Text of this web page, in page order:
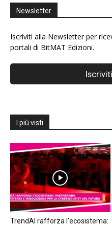
Newsletter
Iscriviti alla Newsletter per
portali di BitMAT Edizioni.
I più visti
TrendAI rafforza l’ecosistema: